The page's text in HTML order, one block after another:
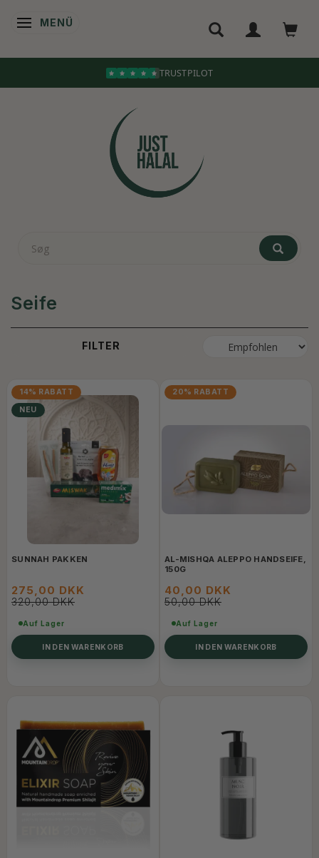
ANZEIGE ÄNDERN
MENÜ
Seife
FILTER
14% RABATT
NEU
SUNNAH PAKKEN
275,00 DKK
320,00 DKK
Auf Lager
IN DEN WARENKORB
20% RABATT
AL-MISHQA ALEPPO HANDSEIFE,
150G
40,00 DKK
50,00 DKK
Auf Lager
IN DEN WARENKORB